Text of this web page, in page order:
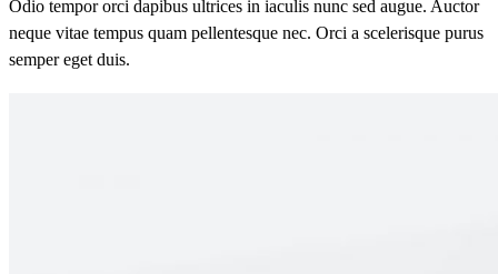
Odio tempor orci dapibus ultrices in iaculis nunc sed augue. Auctor
neque vitae tempus quam pellentesque nec. Orci a scelerisque purus
semper eget duis.